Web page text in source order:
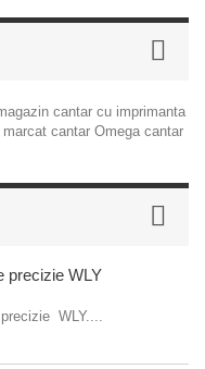
cantar cu imprimanta
cantar Omega cantar
precizie WLY
WLY....